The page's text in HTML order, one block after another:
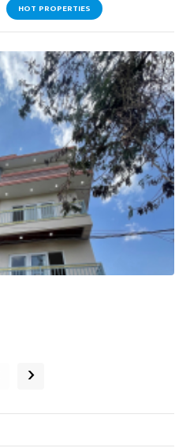
HOT PROPERTIES
›